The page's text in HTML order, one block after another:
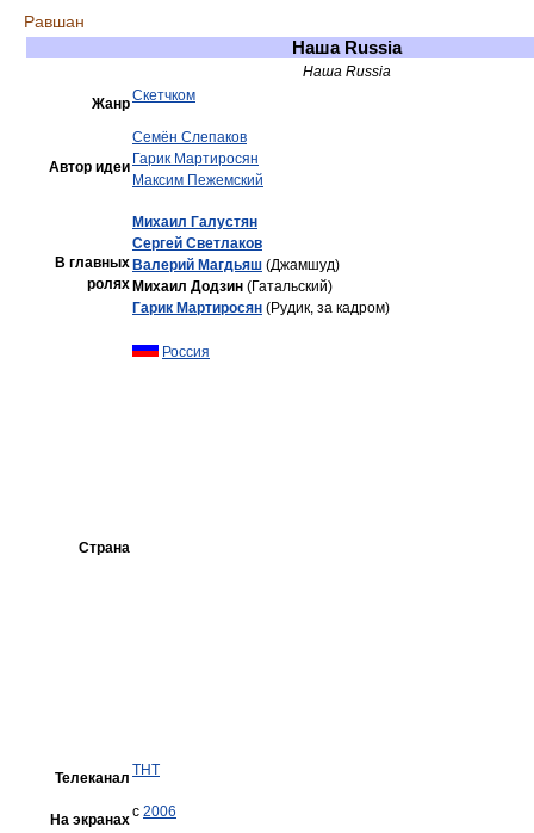
Равшан
Наша Russia
Наша Russia
ЖанрСкетчком
Автор идеи
Семён Слепаков
Гарик Мартиросян
Максим Пежемский
В главных
ролях
Михаил Галустян
Сергей Светлаков
Валерий Магдьяш (Джамшуд)
Михаил Додзин (Гатальский)
Гарик Мартиросян (Рудик, за кадром)
Страна
Россия
Телеканал ТНТ
На экранахс 2006